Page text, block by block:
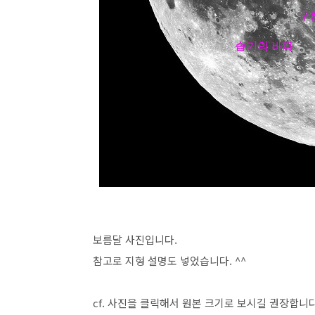
보름달 사진입니다.
참고로 지형 설명도 넣었습니다. ^^
cf. 사진을 클릭해서 원본 크기로 보시길 권장합니